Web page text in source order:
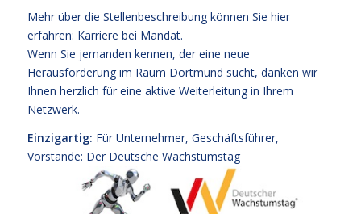
Mehr über die Stellenbeschreibung können Sie hier
erfahren: Karriere bei Mandat.
Wenn Sie jemanden kennen, der eine neue
Herausforderung im Raum Dortmund sucht, danken wir
Ihnen herzlich für eine aktive Weiterleitung in Ihrem
Netzwerk.
Einzigartig: Für Unternehmer, Geschäftsführer,
Vorstände: Der Deutsche Wachstumstag